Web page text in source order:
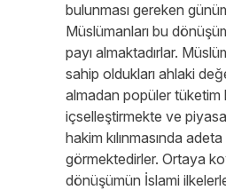
bulunması gereken
Müslümanları bu
payı almaktadırlar.
sahip oldukları ahlaki
almadan popüler tüketim
içselleştirmekte ve
hakim kılınmasında
görmektedirler. Ortaya
dönüşümün İslami